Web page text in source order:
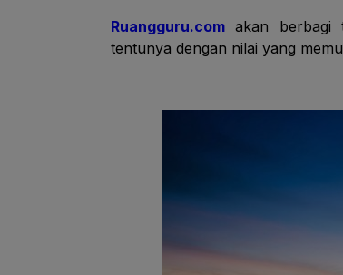
Ruangguru.com akan berbagi
tentunya dengan nilai yang